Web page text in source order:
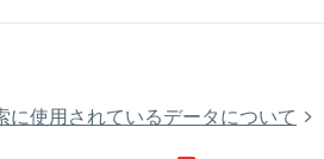
に使用されているデータについて